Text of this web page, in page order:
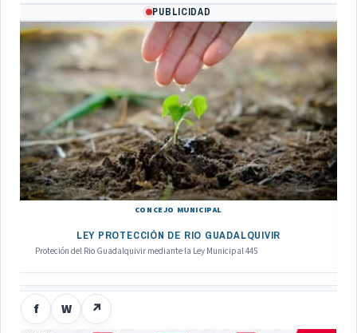
PUBLICIDAD
CONCEJO MUNICIPAL
LEY PROTECCIÓN DE RIO GUADALQUIVIR
Proteción del Rio Guadalquivir mediante la Ley Municipal 445
f W ↗